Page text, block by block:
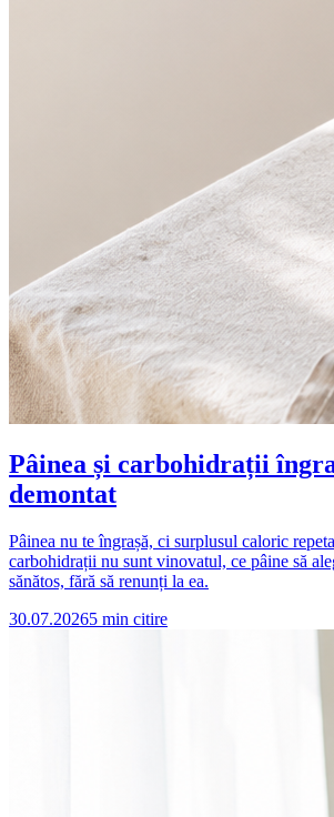
Pâinea și carbohidrații
demontat
Pâinea nu te îngrașă, ci surplusul caloric
carbohidrații nu sunt vinovatul, ce pâine să
sănătos, fără să renunți la ea.
30.07.20265 min citire